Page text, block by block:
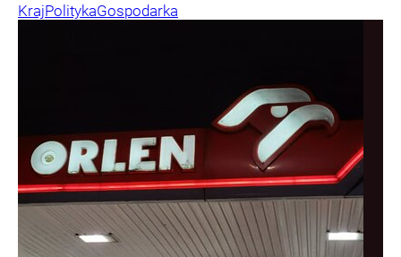
KrajPolitykaGospodarka